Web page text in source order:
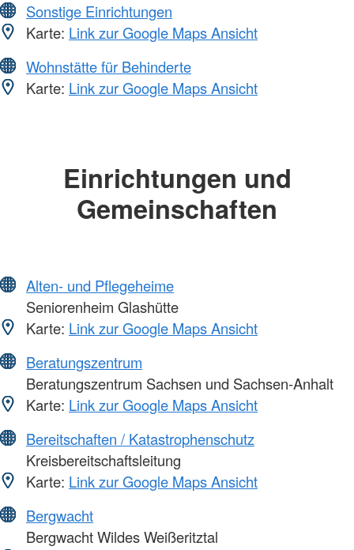
Sonstige Einrichtungen
Karte: Link zur Google Maps Ansicht
Wohnstätte für Behinderte
Karte: Link zur Google Maps Ansicht
Einrichtungen und
Gemeinschaften
Alten- und Pflegeheime
Seniorenheim Glashütte
Karte: Link zur Google Maps Ansicht
Beratungszentrum
Beratungszentrum Sachsen und Sachsen-Anhalt
Karte: Link zur Google Maps Ansicht
Bereitschaften / Katastrophenschutz
Kreisbereitschaftsleitung
Karte: Link zur Google Maps Ansicht
Bergwacht
Bergwacht Wildes Weißeritztal